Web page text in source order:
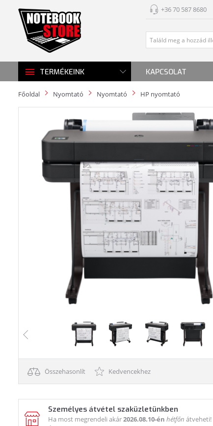
+36 70 587 8680
TERMÉKEINK KAPCSOLAT
Főoldal Nyomtató Nyomtató HP nyomtató
Összehasonlít Kedvencekhez
Személyes átvétel szaküzletünkben
Ha most megrendeli akár2026.08.10-én hétfőn átveheti!